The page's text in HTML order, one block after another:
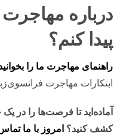
درباره
پیدا کنم؟
راهنمای مهاجرت ما را
ابتکارات مهاجرت
آماده‌اید تا فرصت‌ها را در
کشف کنید؟ امروز با ما